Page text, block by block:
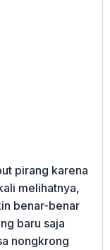
pirang karena
melihatnya,
benar-benar
baru saja
nongkrong